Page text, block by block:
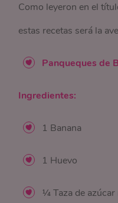
Como leyeron en el
estas recetas será la
Panqueques de
Ingredientes:
1 Banana
1 Huevo
¼ Taza de azúcar